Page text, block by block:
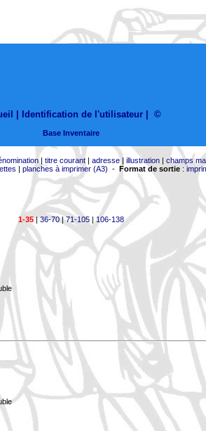
| Identification de l'utilisateur ©
Base Inventaire
| titre courant| adresse| illustration| champs
| planches à imprimer (A3) - Format de sortie:
1-35|36-70|71-105| 106-138